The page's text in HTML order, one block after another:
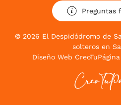
Preguntas
© 2026 El Despidódromo de
solteros en
Diseño Web